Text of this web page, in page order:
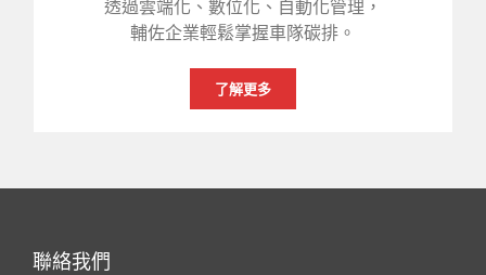
透過雲端化、數位化、自動化管理，
輔佐企業輕鬆掌握車隊碳排。
了解更多
聯絡我們